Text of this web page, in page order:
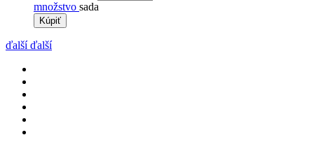
množstvo sada
Kúpiť
ďalší ďalší